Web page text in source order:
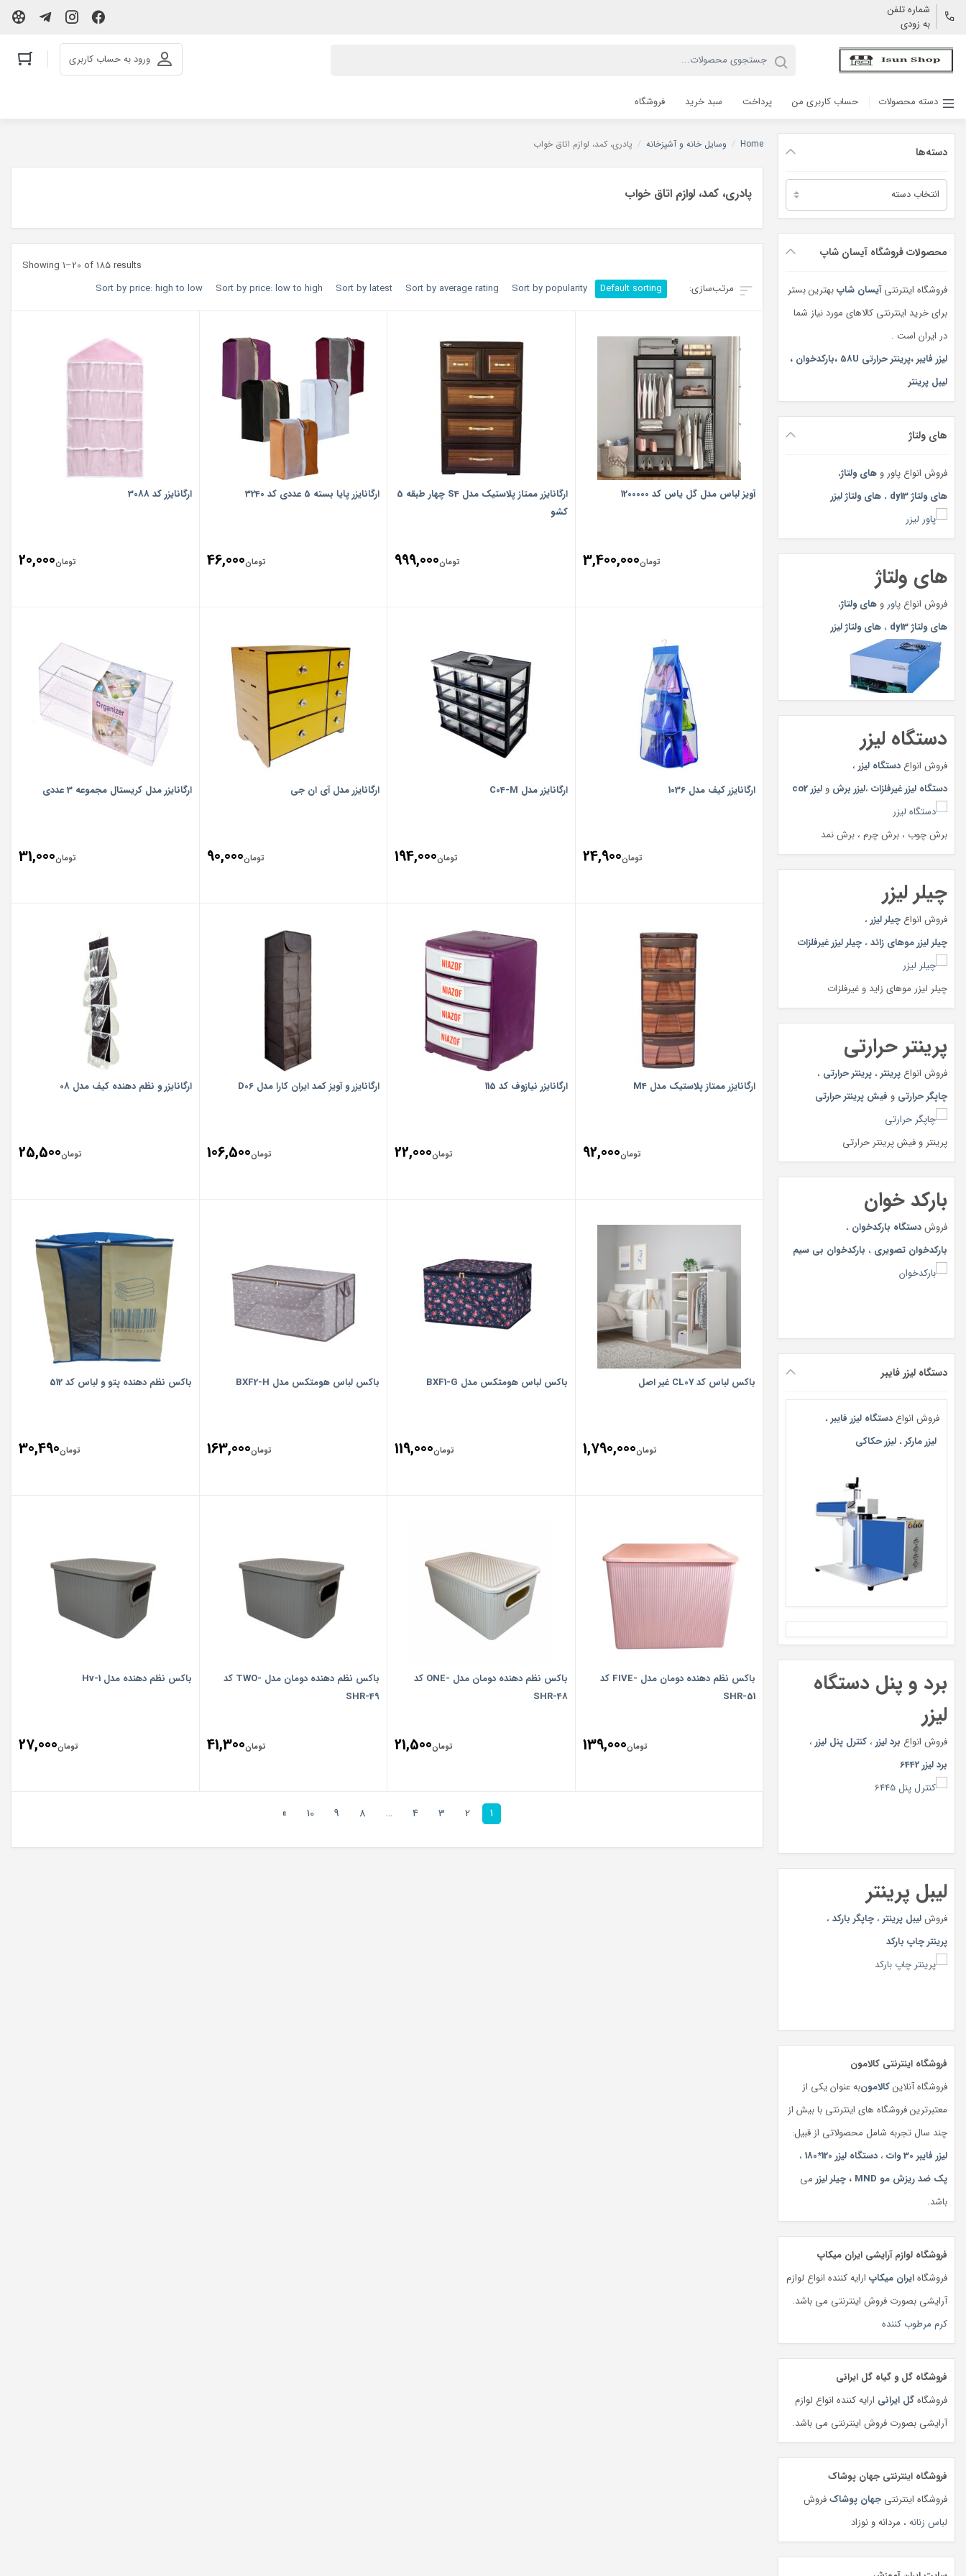
شماره تلفن
به زودی
ورود به حساب کاربری
دسته محصولات حساب کاربری من پرداخت سبد خرید فروشگاه
دسته‌ها
دسته‌ها
محصولات فروشگاه آیسان شاپ
فروشگاه اینترنتیآیسان شاپبهترین بستر
برای خرید اینترنتی کالاهای مورد نیاز شما
در ایران است .
لیزر فایبر،پرینتر حرارتی 58U ،بارکدخوان ،
لیبل پرینتر
های ولتاژ
فروش انواع پاور و های ولتاژ،
های ولتاژ dy13
، های ولتاژ لیزر
های ولتاژ
فروش انواع پاور و های ولتاژ،
های ولتاژ dy13
، های ولتاژ لیزر
دستگاه لیزر
فروش انواع دستگاه لیزر ،
دستگاه لیزر غیرفلزات ،لیزر برش و لیزر co2
برش چوب ، برش چرم ، برش نمد
چیلر لیزر
فروش انواع چیلر لیزر ،
چیلر لیزر موهای زائد ، چیلر لیزر غیرفلزات
چیلر لیزر موهای زاید و غیرفلزات
پرینتر حرارتی
فروش انواع پرینتر ، پرینتر حرارتی ،
چاپگر حرارتی و فیش پرینتر حرارتی
پرینتر و فیش پرینتر حرارتی
بارکد خوان
فروشدستگاه بارکدخوان ،
بارکدخوان تصویری ، بارکدخوان بی سیم
دستگاه لیزر فایبر
فروش انواع دستگاه لیزر فایبر ،
لیزر مارکر ، لیزر حکاکی
برد و پنل دستگاه
لیزر
فروش انواع برد لیزر ، کنترل پنل لیزر ،
برد لیزر 6442
لیبل پرینتر
فروشلیبل پرینتر ، چاپگر بارکد ،
پرینتر چاپ بارکد
فروشگاه اینترنتی کالامون
فروشگاه آنلاینکالامونبه عنوان یکی از
معتبرترین فروشگاه های اینترنتی با بیش از
چند سال تجربه شامل محصولاتی از قبیل:
لیزر فایبر 30 وات
، دستگاه لیزر 120*180
،
پک ضد ریزش مو MND
، چیلر لیزر می
باشد.
فروشگاه لوازم آرایشی ایران میکاپ
فروشگاهایران میکاپ ارایه کننده انواع لوازم
آرایشی بصورت فروش اینترنتی می باشد.
کرم مرطوب کننده
فروشگاه گل و گیاه گل ایرانی
فروشگاهگل ایرانی ارایه کننده انواع لوازم
آرایشی بصورت فروش اینترنتی می باشد.
فروشگاه اینترنتی جهان پوشاک
فروشگاه اینترنتی جهان پوشاکفروش
لباس زنانه ، مردانه و نوزاد
Home
/ وسایل خانه و آشپزخانه / پادری، کمد، لوازم اتاق خواب
پادری، کمد، لوازم اتاق خواب
Showing 1–20 of 185 results
Default sorting
Sort by popularity
Sort by average rating
Sort by latest
Sort by price: low to high
Sort by price: high to low
آویز لباس مدل گل یاس کد 1200000
تومان3,400,000
ارگانایزر ممتاز پلاستیک مدل S4 چهار طبقه 5
کشو
تومان999,000
ارگانایزر پایا بسته 5 عددی کد 3240
تومان46,000
ارگانایزر کد 3088
تومان20,000
ارگانایزر کیف مدل 1036
تومان24,900
ارگانایزر مدل C04-M
تومان194,000
ارگانایزر مدل آی ان جی
تومان90,000
ارگانایزر مدل کریستال مجموعه 3 عددی
تومان31,000
ارگانایزر ممتاز پلاستیک مدل M4
تومان92,000
ارگانایزر نیازوف کد 115
تومان22,000
ارگانایزر و آویز کمد ایران کارا مدل D06
تومان106,500
ارگانایزر و نظم دهنده کیف مدل 08
تومان25,500
باکس لباس کد CL07 غیر اصل
تومان1,790,000
باکس لباس هومتکس مدل BXF1-G
تومان119,000
باکس لباس هومتکس مدل BXF2-H
تومان163,000
باکس نظم دهنده پتو و لباس کد 512
تومان30,490
باکس نظم دهنده دومان مدل -FIVE کد
SHR-51
تومان139,000
باکس نظم دهنده دومان مدل -ONE کد
SHR-48
تومان21,500
باکس نظم دهنده دومان مدل -TWO کد
SHR-49
تومان41,300
باکس نظم دهنده مدل Hv-1
تومان27,000
1
2
3
4
…
8
9
10
»